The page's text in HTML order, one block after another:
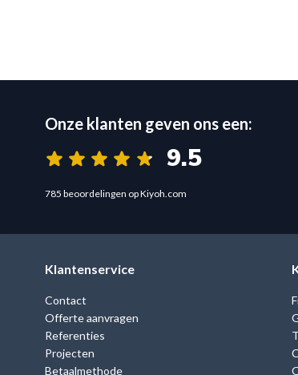
Onze klanten geven ons een:
9.5
785 beoordelingen op Kiyoh.com
Klantenservice
Contact
Offerte aanvragen
Referenties
Projecten
Betaalmethode